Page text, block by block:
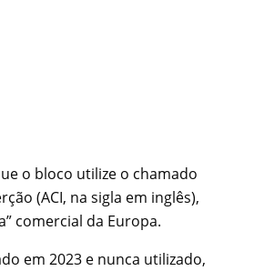
o bloco utilize o chamado
(ACI, na sigla em inglês),
comercial da Europa.
em 2023 e nunca utilizado,